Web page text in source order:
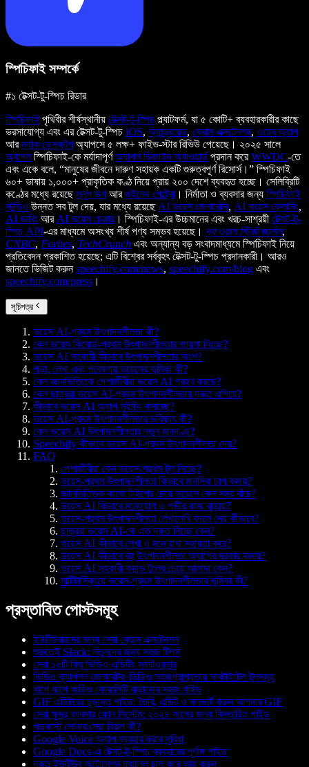
স্পিচিফাই সম্পর্কে
#১ টেক্সট-টু-স্পিচ রিডার
স্পিচিফাই পৃথিবীর শীর্ষস্থানীয় টেক্সট-টু-স্পিচ প্ল্যাটফর্ম, যা ৫ কোটি+ ব্যবহারকারীর কাছে
ভরসাযোগ্য এবং এর টেক্সট-টু-স্পিচ iOS, অ্যান্ড্রয়েড, ক্রোম এক্সটেনশন, ওয়েব অ্যাপ
আরম্যাক ডেস্কটপ অ্যাপসে ৫ লক্ষ+ ফাইভ-স্টার রিভিউ পেয়েছে। ২০২৫ সালে
অ্যাপলস্পিচিফাই-কে মর্যাদাপূর্ণঅ্যাপল ডিজাইন অ্যাওয়ার্ড প্রদান করেWWDC-তে
এবং একে বলে, “মানুষের জীবনে দারুণ সহায়ক একটি গুরুত্বপূর্ণ রিসোর্স।” স্পিচিফাই
৬০+ ভাষায় ১,০০০+ প্রাকৃতিক কণ্ঠ নিয়ে প্রায় ২০০ দেশে ব্যবহৃত হচ্ছে। সেলিব্রিটি
কণ্ঠের মধ্যে রয়েছেস্নুপ ডগ আরগুইনেথ পেল্ট্রো । নির্মাতা ও ব্যবসার জন্য স্পিচিফাই
স্টুডিও উন্নত সব টুল দেয়, যার মধ্যে রয়েছে AI ভয়েস জেনারেটর, AI ভয়েস ক্লোনিং,
AI ডাবিং আর AI ভয়েস চেঞ্জার। স্পিচিফাই-এর উচ্চমানের এবং খরচ-সাশ্রয়ী টেক্সট-টু-
স্পিচ API-এর মাধ্যমে অসংখ্য শীর্ষ পণ্য সম্ভব হয়েছে। দ্য ওয়াল স্ট্রিট জার্নাল,
CNBC, Forbes, TechCrunch এবং অন্যান্য বড় সংবাদমাধ্যমে স্পিচিফাই নিয়ে
প্রতিবেদন প্রকাশিত হয়েছে; এটি বিশ্বের সর্ববৃহৎ টেক্সট-টু-স্পিচ প্রদানকারী। আরও
জানতে ভিজিট করুনspeechify.com/news, speechify.com/blog এবং
speechify.com/press ।
সূচিপত্র
ভয়েস AI-প্রথম উৎপাদনশীলতা কী?
কেন ভয়েস কিবোর্ড-প্রথম উৎপাদনশীলতার জায়গা নিচ্ছে?
ভয়েস AI সহকারী কীভাবে উৎপাদনশীলতার অংশ?
পড়া, লেখা এবং গবেষণায় ভয়েসের ভূমিকা কী?
কেন জ্ঞানভিত্তিক পেশাজীবীরা ভয়েস AI গ্রহণ করছে?
কেন ছাত্ররা ভয়েস AI-প্রথম উৎপাদনশীলতায় দ্রুত এগিয়ে?
কীভাবে ভয়েস AI অ্যাপ সুইচিং কমাচ্ছে?
ভয়েস AI-প্রথম উৎপাদনশীলতার ভবিষ্যৎ কী?
কেন ভয়েস AI উৎপাদনশীলতার নতুন মানদণ্ড?
Speechify কীভাবে ভয়েস AI-প্রথম উৎপাদনশীলতা দেয়?
FAQ
পেশাজীবীরা কেন ভয়েস-প্রথম টুল নিচ্ছে?
ভয়েস-প্রথম উৎপাদনশীলতা কিভাবে মানসিক চাপ কমায়?
জ্ঞানভিত্তিক কাজে টাইপের চেয়ে ভয়েসে কেন সময় বাঁচে?
ভয়েস AI কিভাবে মনোযোগ ও গভীর কাজ বাড়ায়?
ভয়েস-প্রথম উৎপাদনশীলতা লেখালেখি বদলে দেয় কীভাবে?
ছাত্ররা ভয়েস AI-কে এত দ্রুত নিচ্ছে কেন?
ভয়েস AI কীভাবে শেখা ও মনে রাখা সহায়তা করে?
ভয়েস AI কীভাবে বহু উৎপাদনশীলতা অ্যাপের দরকার কমায়?
ভয়েস AI সহকারী কমান্ড টুলের চেয়ে আলাদা কেন?
মাল্টিটাস্কিংয়ে ভয়েস-প্রথম উৎপাদনশীলতার ভূমিকা কী?
প্রস্তাবিত পোস্টসমূহ
ইউটিউবারদের জন্য সেরা ক্রোম এক্সটেনশন
শুরুতেই Slack: নতুনদের জন্য সহজ টিপস
সেরা ১০টি ফ্রি ভিডিও এডিটিং সফটওয়্যার
ভিডিও ক্যাপশন জেনারেটর: ভিডিও সহজপ্রাপ্যতায় সাবটাইটেল টুলসমূহ
ধাপে ধাপে অডিও কোয়ালিটি বাড়ানোর সহজ গাইড
GIF এডিটরের চূড়ান্ত গাইড: তৈরি, এডিট ও কনভার্ট করুন আপনার GIF
সেরা ক্ষুদ্র ব্যবসার ফোন সিস্টেম: ২০২৪ সালের জন্য বিস্তারিত গাইড
পডকাস্ট শোনার সেরা বিকল্প কী?
Google Voice অ্যাপ ব্যবহার করার সুবিধা
Google Docs-এ টেক্সট-টু-স্পিচ ব্যবহারের পূর্ণাঙ্গ গাইড
দ্রুত ইউটিউব অটোমেশন চ্যানেল চালু করে আয় করুন